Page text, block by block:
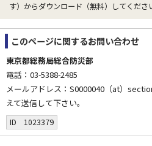
す）からダウンロード（無料）してくださ
このページに関するお問い合わせ
東京都総務局総合防災部
電話：03-5388-2485
メールアドレス：S0000040（at）
えて送信して下さい。
ID 1023379